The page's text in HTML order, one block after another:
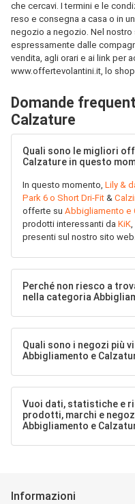
che cercavi. I termini e le
reso e consegna a casa o in
negozio a negozio. Nel
espressamente dalle
vendita, agli orari e ai link per
www.offertevolantini.it, lo
Domande
Calzature
Quali sono le migliori
Calzature in questo
In questo momento, Lily &
Park 6 o Short Dri-Fit &
offerte su Abbigliamento e
prodotti interessanti da KiK,
presenti sul nostro sito web.
Perché non riesco a
nella categoria
Quali sono i negozi più
Abbigliamento e
Vuoi dati, statistiche e
prodotti, marchi e
Abbigliamento e
Informazioni